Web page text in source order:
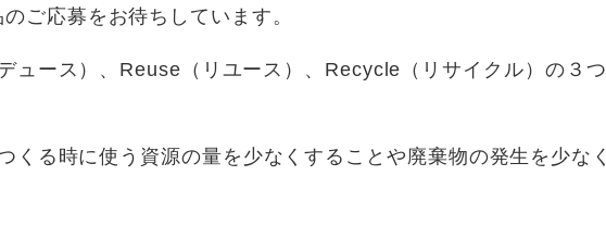
ご応募をお待ちしています。
ース）、Reuse（リユース）、Recycle（リサイクル）の３つ
る時に使う資源の量を少なくすることや廃棄物の発生を少なく